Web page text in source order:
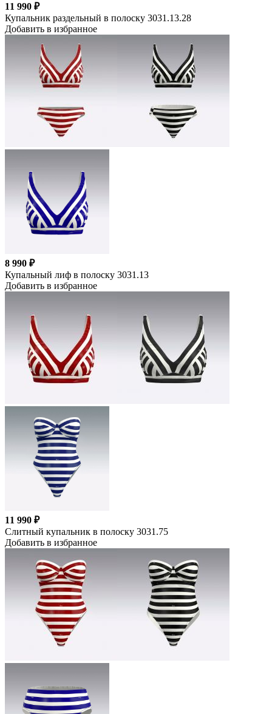
11 990 ₽
Купальник раздельный в полоску 3031.13.28
Добавить в избранное
8 990 ₽
Купальный лиф в полоску 3031.13
Добавить в избранное
11 990 ₽
Слитный купальник в полоску 3031.75
Добавить в избранное